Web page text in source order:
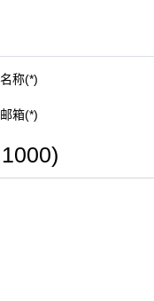
名称(*)
邮箱(*)